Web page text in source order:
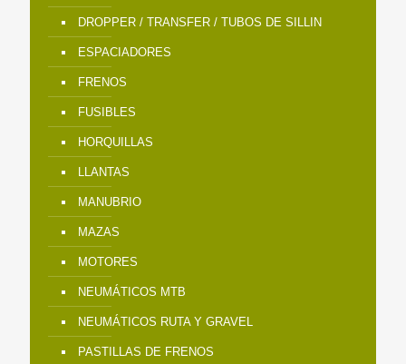
DROPPER / TRANSFER / TUBOS DE SILLIN
ESPACIADORES
FRENOS
FUSIBLES
HORQUILLAS
LLANTAS
MANUBRIO
MAZAS
MOTORES
NEUMÁTICOS MTB
NEUMÁTICOS RUTA Y GRAVEL
PASTILLAS DE FRENOS